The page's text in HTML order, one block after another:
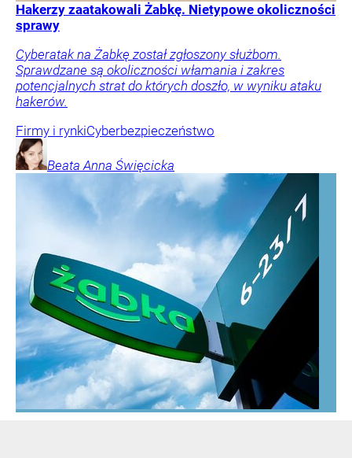
Hakerzy zaatakowali Żabkę. Nietypowe okoliczności
sprawy
Cyberatak na Żabkę został zgłoszony służbom.
Sprawdzane są okoliczności włamania i zakres
potencjalnych strat do których doszło, w wyniku ataku
hakerów.
Firmy i rynkiCyberbezpieczeństwo
Beata Anna Święcicka